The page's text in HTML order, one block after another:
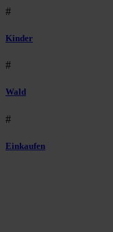
#
Kinder
#
Wald
#
Einkaufen